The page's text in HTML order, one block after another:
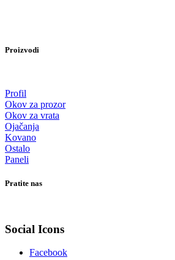
Proizvodi
Profil
Okov za prozor
Okov za vrata
Ojačanja
Kovano
Ostalo
Paneli
Pratite nas
Social Icons
Facebook